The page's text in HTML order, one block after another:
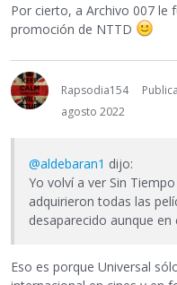
Por cierto, a Archivo 007 le
promoción de NTTD
Rapsodia154
agosto 2022
@aldebaran1 dijo:
Yo volví a ver Sin
adquirieron todas las
desaparecido aunque en
Eso es porque Universal